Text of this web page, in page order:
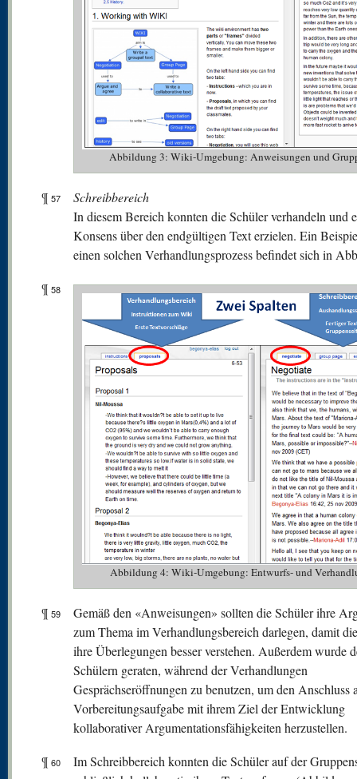
Abbildung 3: Wiki-Umgebung: Anweisungen und
¶ 57
Schreibbereich
In diesem Bereich konnten die Schüler verhandeln und
Konsens über den endgültigen Text erzielen. Ein
einen solchen Verhandlungsprozess befindet sich in
¶ 58
Abbildung 4: Wiki-Umgebung: Entwurfs- und
¶ 59
Gemäß den «Anweisungen» sollten die Schüler ihre
zum Thema im Verhandlungsbereich darlegen, damit
ihre Überlegungen besser verstehen. Außerdem wurde
Schülern geraten, während der Verhandlungen
Gesprächseröffnungen zu benutzen, um den Anschluss
Vorbereitungsaufgabe mit ihrem Ziel der Entwicklung
kollaborativer Argumentationsfähigkeiten herzustellen.
¶ 60
Im Schreibbereich konnten die Schüler auf der